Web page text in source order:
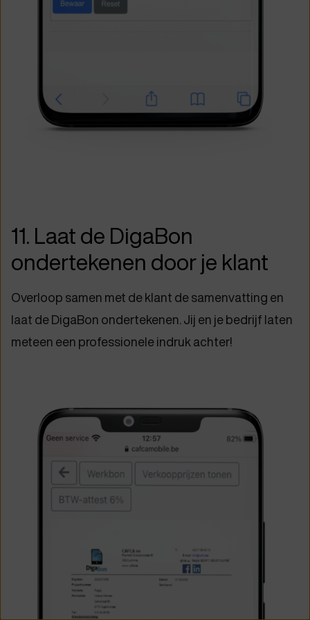
11. Laat de DigaBon
ondertekenen door je klant
Overloop samen met de klant de samenvatting en
laat de DigaBon ondertekenen. Jij en je bedrijf laten
meteen een professionele indruk achter!